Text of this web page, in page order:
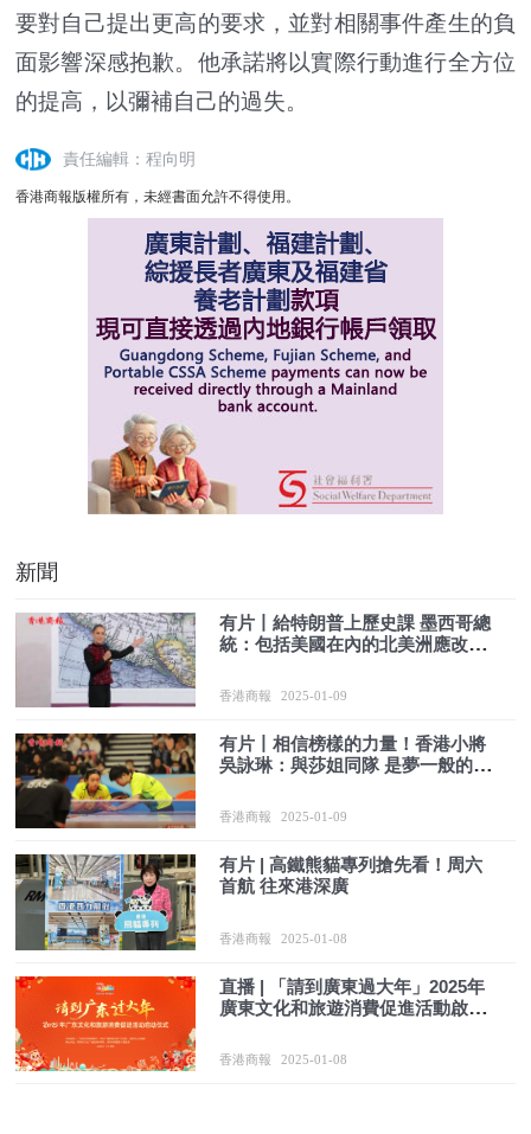
要對自己提出更高的要求，並對相關事件產生的負
面影響深感抱歉。他承諾將以實際行動進行全方位
的提高，以彌補自己的過失。
責任編輯：程向明
香港商報版權所有，未經書面允許不得使用。
新聞
有片丨給特朗普上歷史課 墨西哥總
統：包括美國在內的北美洲應改為
香港商報 2025-01-09
有片丨相信榜樣的力量！香港小將
吳詠琳：與莎姐同隊 是夢一般的經
香港商報 2025-01-09
有片 | 高鐵熊貓專列搶先看！周六
首航 往來港深廣
香港商報 2025-01-08
直播 | 「請到廣東過大年」2025年
廣東文化和旅遊消費促進活動啟動
香港商報 2025-01-08